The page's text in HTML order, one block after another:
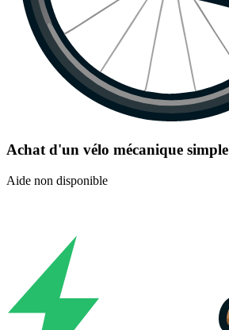
Achat d'un vélo mécanique simple
Aide non disponible